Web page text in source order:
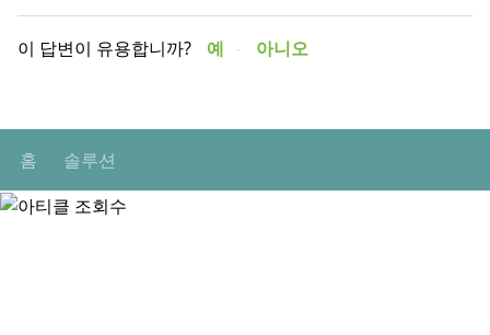
이 답변이 유용합니까? 예 아니오
홈 솔루션